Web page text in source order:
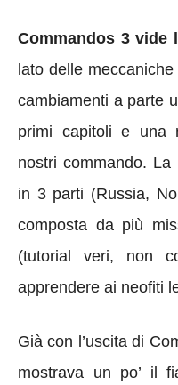
Commandos 3 vide
lato delle
cambiamenti a parte
primi capitoli e una
nostri commando.
in 3 parti (Russia,
composta da più
(tutorial veri, non
apprendere ai neofiti
Già con l’uscita di
mostrava un po’ il